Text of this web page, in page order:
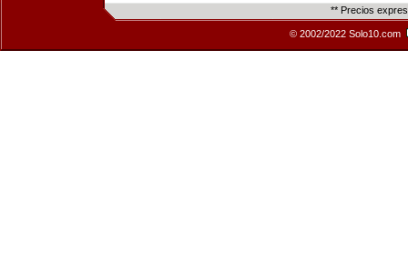
** Precios
© 2002/2022 Solo10.com